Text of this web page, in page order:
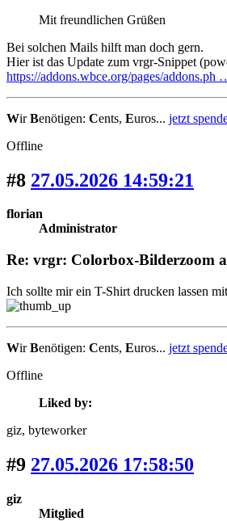
Mit freundlichen Grüßen
Bei solchen Mails hilft man doch gern.
Hier ist das Update zum vrgr-Snippet
https://addons.wbce.org/pages/
WirBenötigen: Cents, Euros... jetzt
Offline
#8 27.05.2026 14:59:21
florian
Administrator
Re: vrgr: Colorbox-Bilderzoom
Ich sollte mir ein T-Shirt drucken lassen
WirBenötigen: Cents, Euros... jetzt
Offline
Liked by:
giz, byteworker
#9 27.05.2026 17:58:50
giz
Mitglied